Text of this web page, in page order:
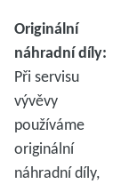
Originální
náhradní díly:
Při servisu
vývěvy
používáme
originální
náhradní díly,